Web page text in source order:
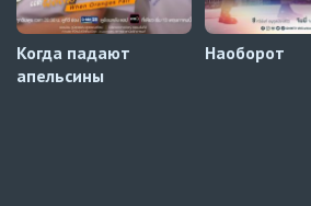
Когда падают
апельсины
Наоборот